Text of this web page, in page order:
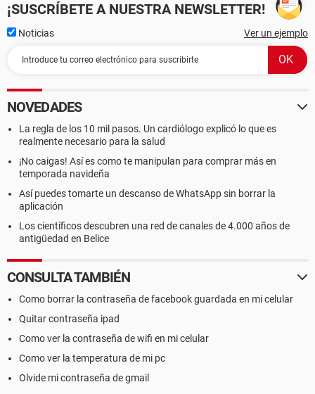
¡SUSCRÍBETE A NUESTRA NEWSLETTER!
Noticias Ver un ejemplo
NOVEDADES
La regla de los 10 mil pasos. Un cardiólogo explicó lo que es
realmente necesario para la salud
¡No caigas! Así es como te manipulan para comprar más en
temporada navideña
Así puedes tomarte un descanso de WhatsApp sin borrar la
aplicación
Los científicos descubren una red de canales de 4.000 años de
antigüedad en Belice
CONSULTA TAMBIÉN
Como borrar la contraseña de facebook guardada en mi celular
Quitar contraseña ipad
Como ver la contraseña de wifi en mi celular
Como ver la temperatura de mi pc
Olvide mi contraseña de gmail